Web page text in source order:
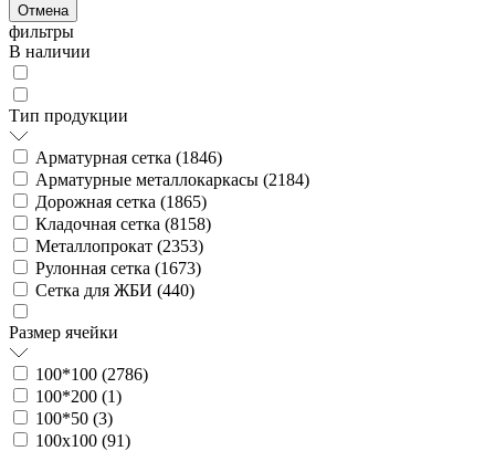
Отмена
фильтры
В наличии
Тип продукции
Арматурная сетка (1846)
Арматурные металлокаркасы (2184)
Дорожная сетка (1865)
Кладочная сетка (8158)
Металлопрокат (2353)
Рулонная сетка (1673)
Сетка для ЖБИ (440)
Размер ячейки
100*100 (2786)
100*200 (1)
100*50 (3)
100х100 (91)